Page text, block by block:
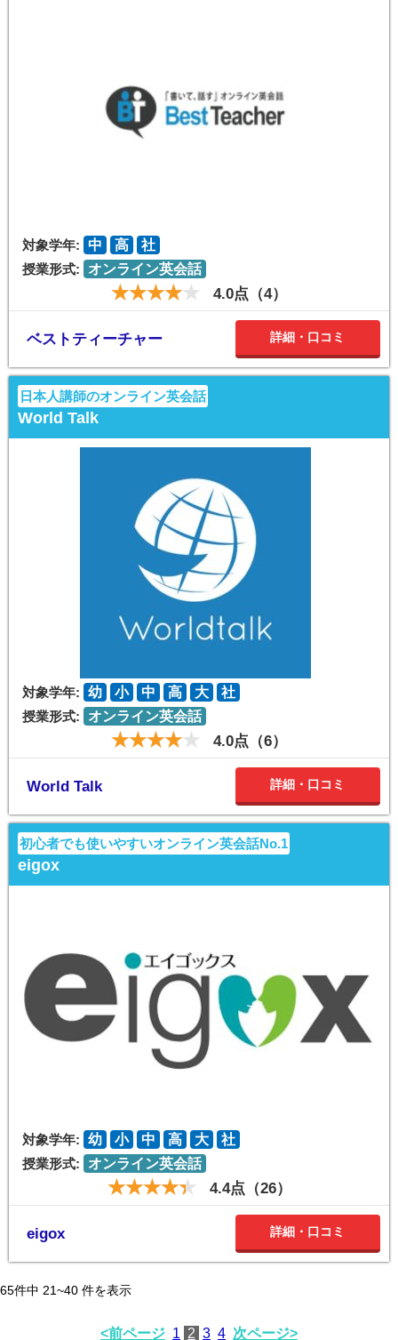
対象学年: 中 高
社
授業形式:
オンライン英会話
4.0点（4）
ベストティーチャー 詳細・口コミ
日本人講師のオンライン英会話
World Talk
対象学年: 幼 小 中 高 大
社
授業形式:
オンライン英会話
4.0点（6）
World Talk 詳細・口コミ
初心者でも使いやすいオンライン英会話No.1
eigox
対象学年: 幼 小 中 高 大
社
授業形式:
オンライン英会話
4.4点（26）
eigox 詳細・口コミ
65件中 21~40 件を表示
<前ページ 1 2 3 4 次ページ>